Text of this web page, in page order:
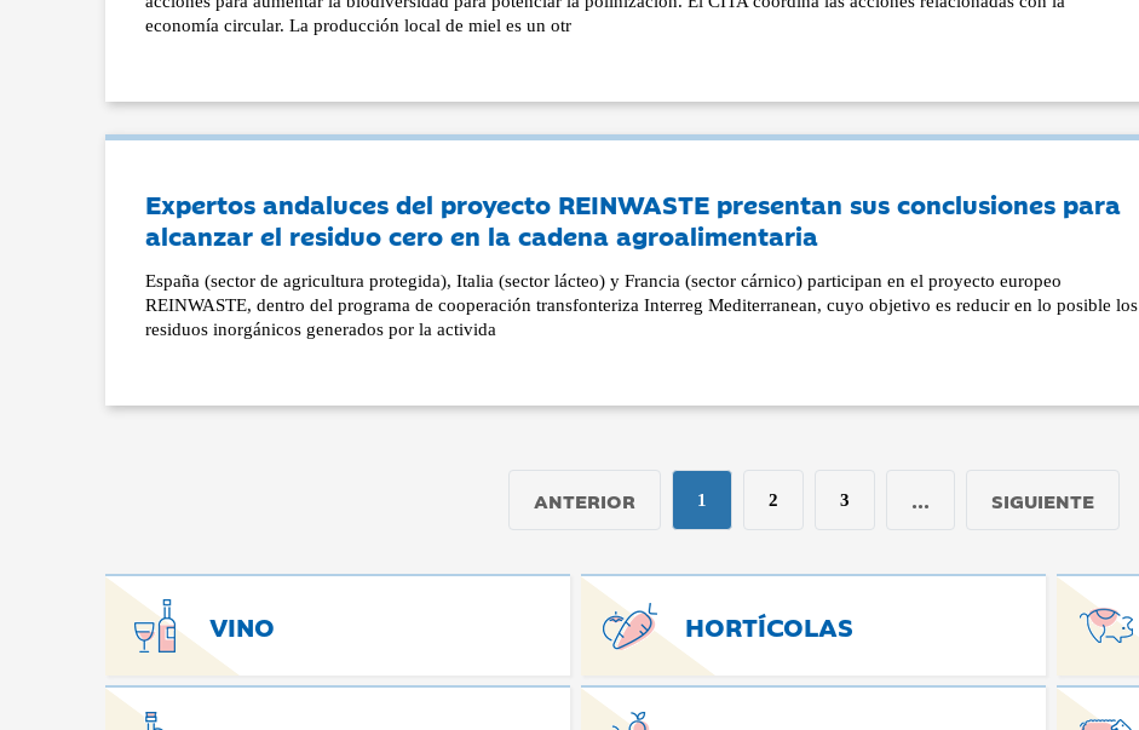
economía circular. La producción local de miel es un otr
Expertos andaluces del proyecto REINWASTE presentan sus conclusiones para
alcanzar el residuo cero en la cadena agroalimentaria
España (sector de agricultura protegida), Italia (sector lácteo) y Francia (sector cárnico) participan en el proyecto europeo
REINWASTE, dentro del programa de cooperación transfonteriza Interreg Mediterranean, cuyo objetivo es reducir en lo posible los
residuos inorgánicos generados por la activida
ANTERIOR 1 2 3 ... SIGUIENTE
VINO HORTÍCOLAS